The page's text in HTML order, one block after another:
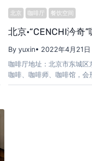
北京 咖啡厅 餐饮空间
北京·“CENCHI汵奇
By yuxin• 2022年4月21日
咖啡厅地址：北京市东城
咖啡、咖啡师、咖啡馆，